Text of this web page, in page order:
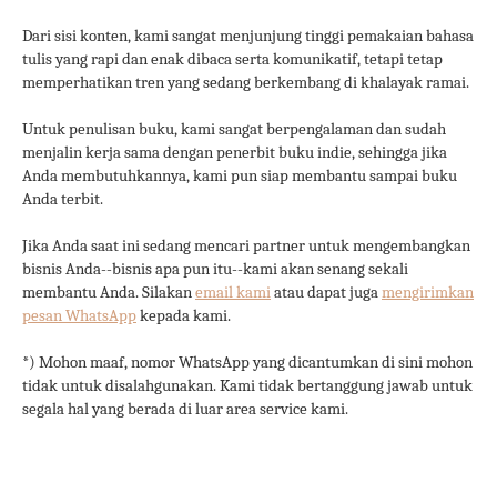
Dari sisi konten, kami sangat menjunjung tinggi pemakaian bahasa
tulis yang rapi dan enak dibaca serta komunikatif, tetapi tetap
memperhatikan tren yang sedang berkembang di khalayak ramai.
Untuk penulisan buku, kami sangat berpengalaman dan sudah
menjalin kerja sama dengan penerbit buku indie, sehingga jika
Anda membutuhkannya, kami pun siap membantu sampai buku
Anda terbit.
Jika Anda saat ini sedang mencari partner untuk mengembangkan
bisnis Anda--bisnis apa pun itu--kami akan senang sekali
membantu Anda. Silakanemail kamiatau dapat jugamengirimkan
pesan WhatsAppkepada kami.
*) Mohon maaf, nomor WhatsApp yang dicantumkan di sini mohon
tidak untuk disalahgunakan. Kami tidak bertanggung jawab untuk
segala hal yang berada di luar area service kami.